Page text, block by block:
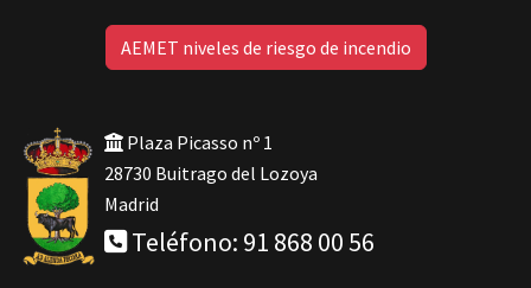
AEMET niveles de riesgo de incendio
Plaza Picasso nº 1
28730 Buitrago del Lozoya
Madrid
Teléfono: 91 868 00 56